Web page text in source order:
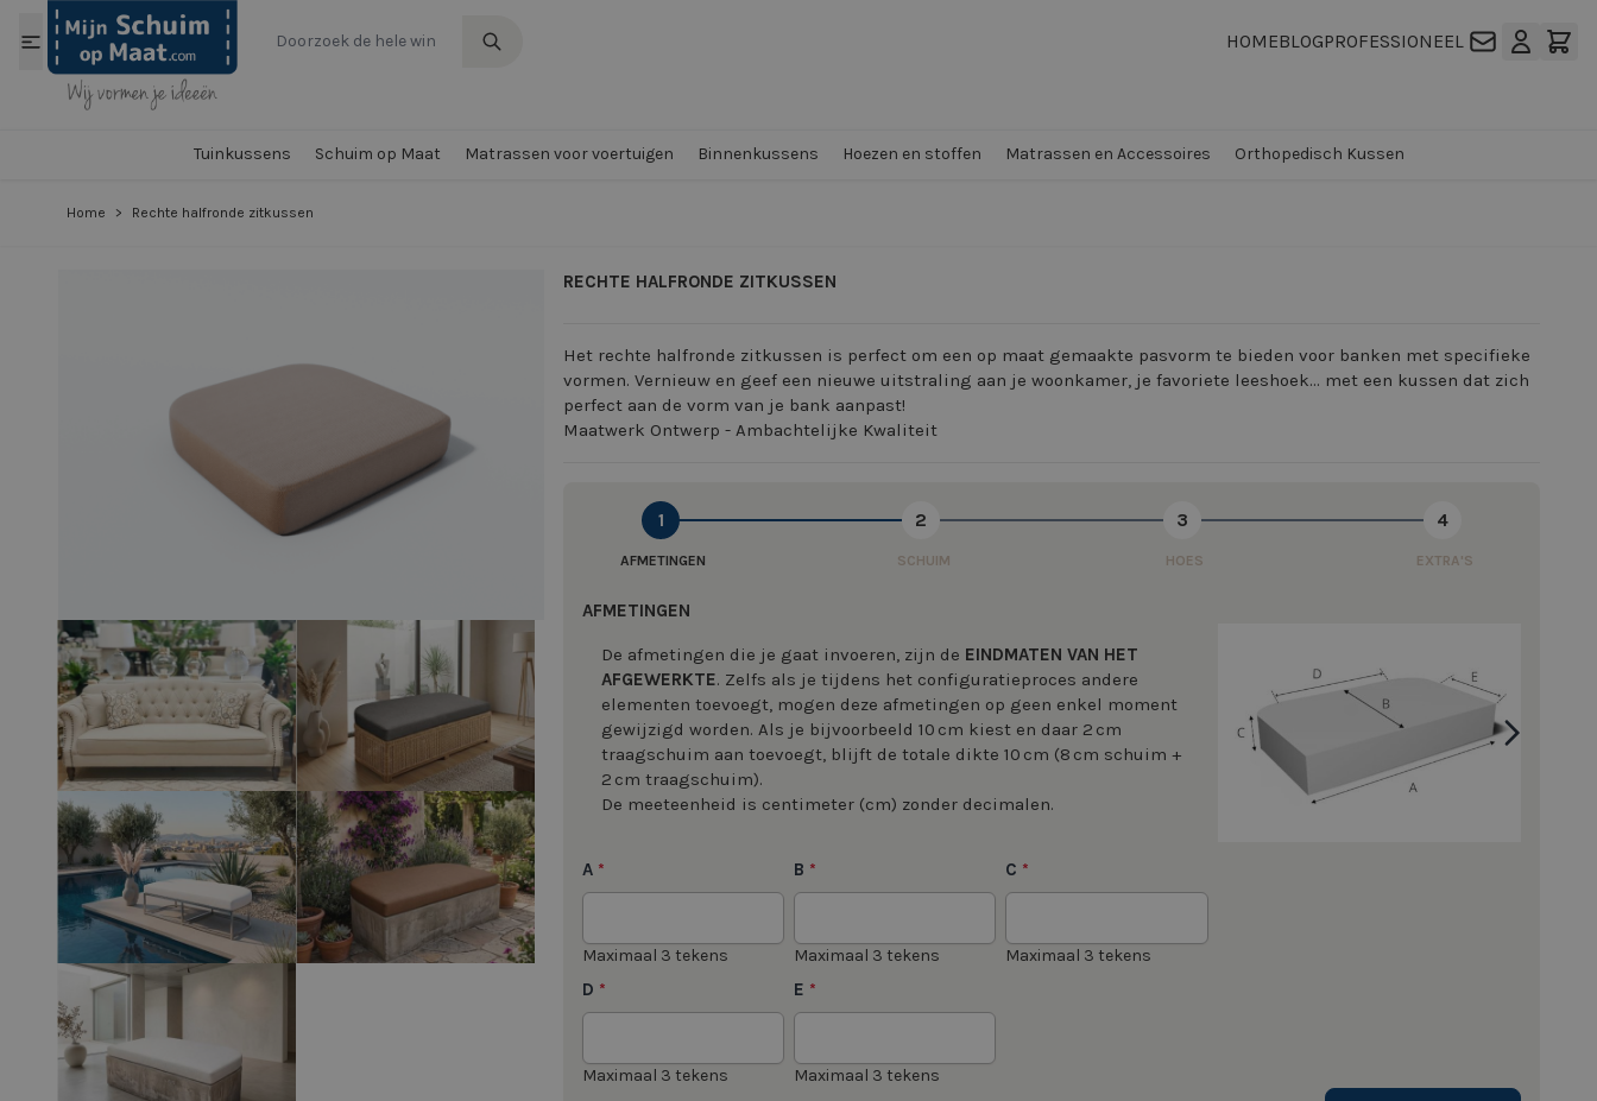
Ga naar de inhoud
HOMEBLOGPROFESSIONEEL
Tuinkussens Schuim op Maat Matrassen voor voertuigen Binnenkussens Hoezen en stoffen Matrassen en Accessoires Orthopedisch Kussen
Home > Rechte halfronde zitkussen
RECHTE HALFRONDE ZITKUSSEN
View larger image View larger image
View larger image View larger image
View larger image
Het rechte halfronde zitkussen is perfect om een op maat gemaakte pasvorm te bieden voor banken met specifieke
vormen. Vernieuw en geef een nieuwe uitstraling aan je woonkamer, je favoriete leeshoek… met een kussen dat zich
perfect aan de vorm van je bank aanpast!
Maatwerk Ontwerp - Ambachtelijke Kwaliteit
1
AFMETINGEN
2
SCHUIM
3
HOES
4
EXTRA'S
AFMETINGEN
De afmetingen die je gaat invoeren, zijn de EINDMATEN VAN HET
AFGEWERKTE. Zelfs als je tijdens het configuratieproces andere
elementen toevoegt, mogen deze afmetingen op geen enkel moment
gewijzigd worden. Als je bijvoorbeeld 10 cm kiest en daar 2 cm
traagschuim aan toevoegt, blijft de totale dikte 10 cm (8 cm schuim +
2 cm traagschuim).
De meeteenheid is centimeter (cm) zonder decimalen.
A *
Maximaal 3 tekens
B *
Maximaal 3 tekens
C *
Maximaal 3 tekens
D *
Maximaal 3 tekens
E *
Maximaal 3 tekens